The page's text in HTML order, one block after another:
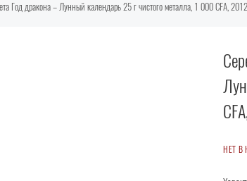
Год дракона – Лунный календарь 25 г чистого металла, 1 000 CFA, 2012
НЕТ В